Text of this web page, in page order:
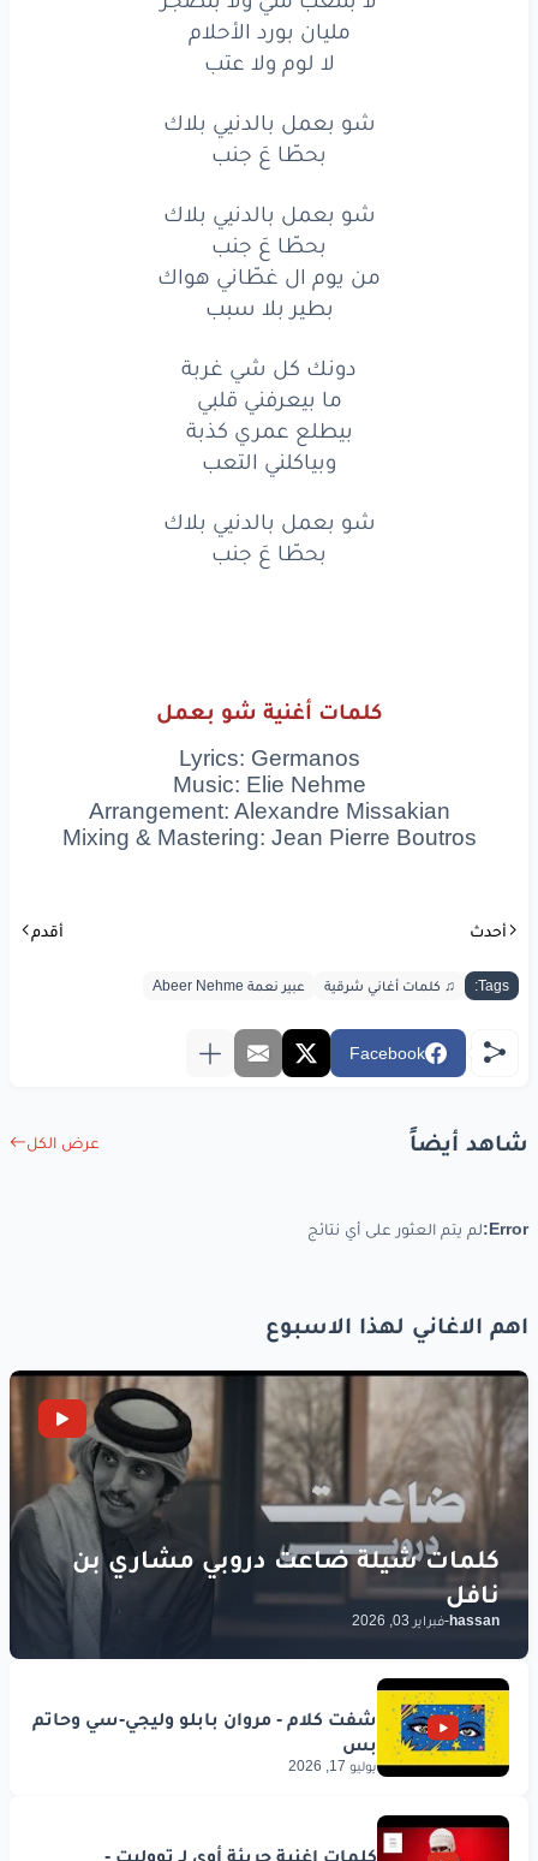
حملتهموميعنّي
حملت
الإيام
ما بغفى كلما بتسهر
وبتنطركلما بتأخر
لا بتتعبمنيولابتضجر
لا بتتعبمنيولابتضجر
وبتنطركلما بتأخر
لا بتتعب
مني ولا بتضجر
وبتنطركلما بتأخر
لا لومولاعتب
بعملبالدنييبلاك
بحطّاعَجنب
من يوم ال غطّانيهواك
بطيربلاسبب
دونككل شي
وبياكلني
ما بيعرفني
بيطلععمري كذبة
وبياكلني
التعب
شوبعملبالدنيي
بلاك
بحطّا عَجنب
www.lyrics-arabic.com
مليان بورد الأحلام
لا لوم ولا عتب
شو بعمل بالدنيي بلاك
بحطّا عَ جنب
شو بعمل بالدنيي بلاك
بحطّا عَ جنب
من يوم ال غطّاني هواك
بطير بلا سبب
دونك كل شي غربة
ما بيعرفني قلبي
بيطلع عمري كذبة
وبياكلني التعب
شو بعمل بالدنيي بلاك
بحطّا عَ جنب
كلمات أغنية شو بعمل
Lyrics: Germanos
Music: Elie Nehme
Arrangement: Alexandre Missakian
Mixing & Mastering: Jean Pierre Boutros
أحدث أقدم
Tags: ♫ كلمات أغاني شرقية عبير نعمة Abeer Nehme
Facebook
شاهد أيضاً عرض الكل
Error: لم يتم العثور على أي نتائج
اهم الاغاني لهذا الاسبوع
hassan
-فبراير 03, 2026
يوليو 17, 2026